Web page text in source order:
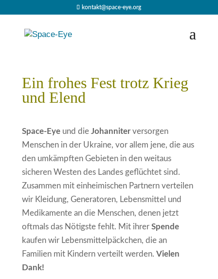
kontakt@space-eye.org
Ein frohes Fest trotz Krieg
und Elend
Space-Eyeund die Johanniterversorgen
Menschen in der Ukraine, vor allem jene, die aus
den umkämpften Gebieten in den weitaus
sicheren Westen des Landes geflüchtet sind.
Zusammen mit einheimischen Partnern verteilen
wir Kleidung, Generatoren, Lebensmittel und
Medikamente an die Menschen, denen jetzt
oftmals das Nötigste fehlt. Mit ihrer Spende
kaufen wir Lebensmittelpäckchen, die an
Familien mit Kindern verteilt werden. Vielen
Dank!